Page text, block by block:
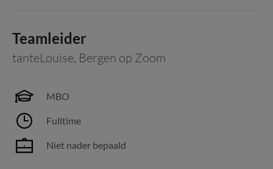
Teamleider
tanteLouise, Bergen op Zoom
MBO
Fulltime
Niet nader bepaald